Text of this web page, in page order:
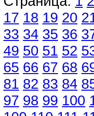
17 18 19 20
33 34 35 36
49 50 51 52
65 66 67 68
81 82 83 84
97 98 99 100